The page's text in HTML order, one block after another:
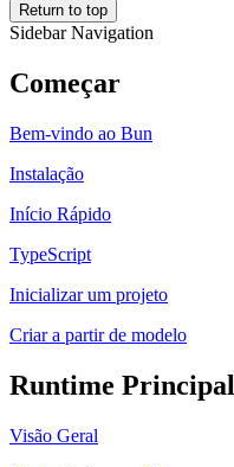
Return to top
Sidebar Navigation
Começar
Bem-vindo ao Bun
Instalação
Início Rápido
TypeScript
Inicializar um projeto
Criar a partir de modelo
Runtime Principal
Visão Geral